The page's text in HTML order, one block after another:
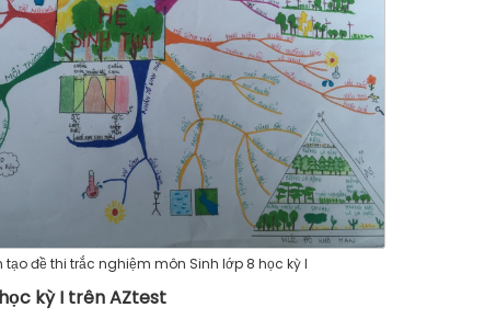
tạo đề thi trắc nghiệm môn Sinh lớp 8 học kỳ I
kỳ I trên AZtest